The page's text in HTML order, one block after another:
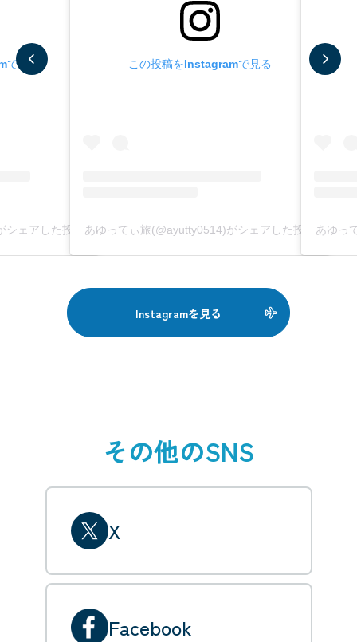
見る
ェアした投稿
この投稿をInstagramで見る
あゆってぃ旅(@ayutty0514)がシェアした投稿 あゆっ
Instagramを見る
その他のSNS
X
Facebook